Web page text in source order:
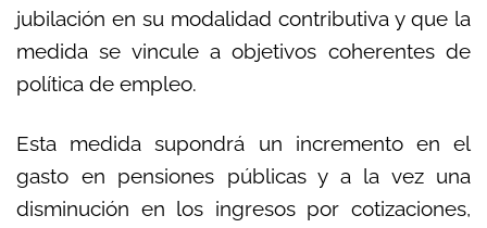
jubilación en su modalidad contributiva y que la
medida se vincule a objetivos coherentes de
política de empleo.
Esta medida supondrá un incremento en el
gasto en pensiones públicas y a la vez una
disminución en los ingresos por cotizaciones,